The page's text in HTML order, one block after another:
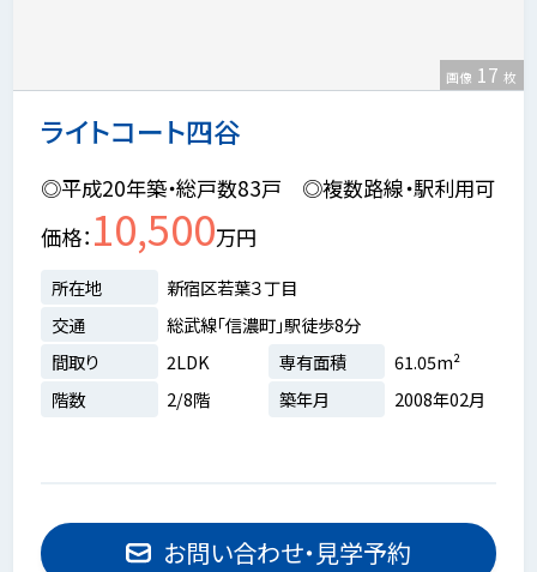
ライトコート四谷
画像 17 枚
◎平成20年築・総戸数83戸 ◎複数路線・駅利用可
価格 10,500万円
所在地
新宿区若葉３丁目
交通
総武線「信濃町」駅徒歩8分
間取り
2LDK 専有面積
61.05m²
階数
2/8階 築年月 2008年02月
お問い合わせ・見学予約